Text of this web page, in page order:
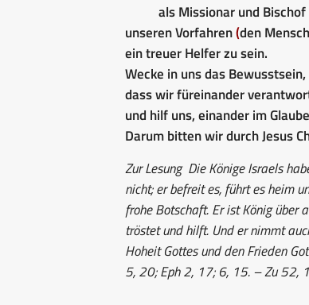
als Missionar und Bischof
unseren Vorfahren(den
ein treuer Helfer zu sein.
Wecke in uns das Bewusstsein,
dass wir füreinander
und hilf uns, einander im
Darum bitten wir durch Jesus
Zur LesungDie Könige Israels
nicht; er befreit es, führt es heim
frohe Botschaft. Er ist König über
tröstet und hilft. Und er nimmt
Hoheit Gottes und den Frieden
5, 20; Eph 2, 17; 6, 15. – Zu 52,